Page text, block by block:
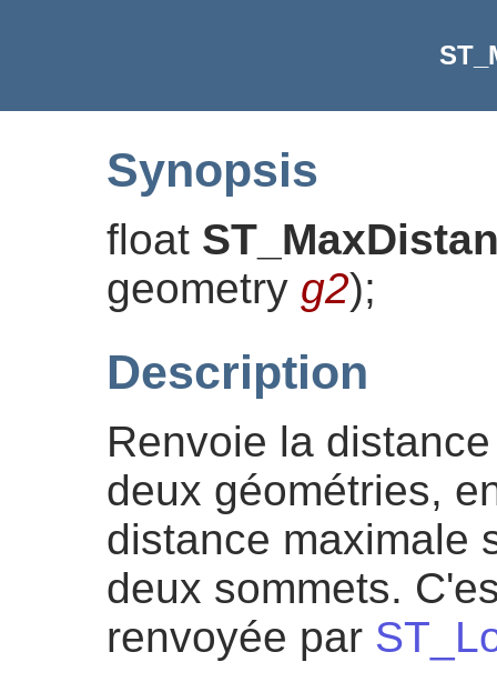
Synopsis
float
geometry g2);
Description
Renvoie la
deux géométries,
distance maximale
deux sommets.
renvoyée par